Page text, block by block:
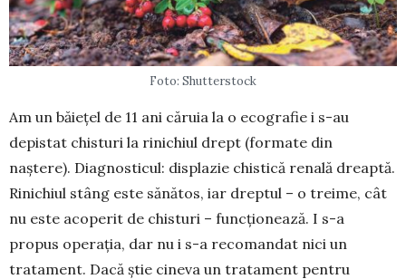
Foto: Shutterstock
Am un băiețel de 11 ani căruia la o ecografie i s-au
depistat chisturi la rinichiul drept (formate din
naștere). Diagnosticul: displazie chistică re­nală dreaptă.
Rinichiul stâng este sănătos, iar dreptul – o treime, cât
nu este acoperit de chisturi – funcționează. I s-a
propus operația, dar nu i s-a recomandat nici un
tratament. Dacă știe cineva un tratament pentru